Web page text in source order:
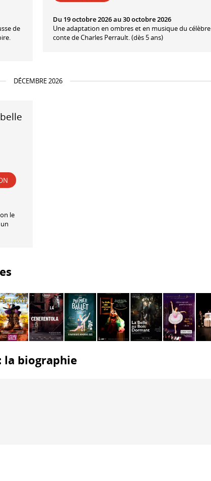
de
Du 19 octobre 2026 au 30 octobre 2026
Une adaptation en ombres et en musique du célèbre
conte de Charles Perrault. (dès 5 ans)
DÉCEMBRE 2026
le
biographie